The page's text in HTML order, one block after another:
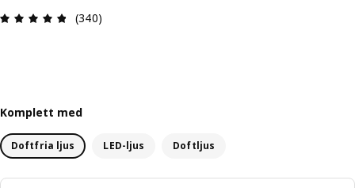
Recension: 4.8 / 5 stjärnor. Totalt antal
(340)
Komplett med
Doftfria ljus LED-ljus Doftljus